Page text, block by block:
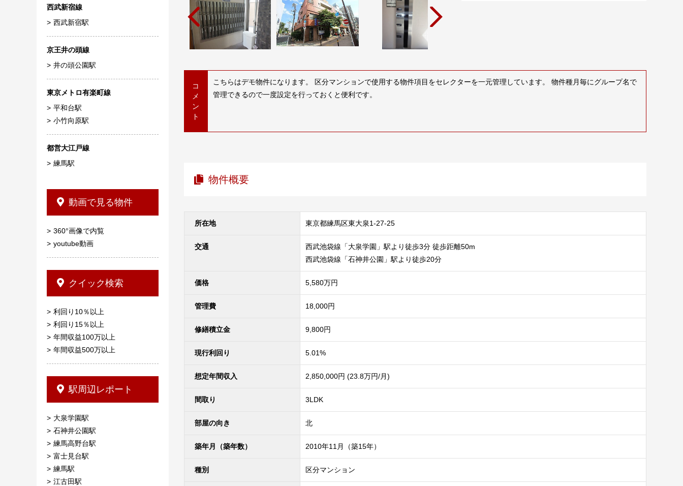
西武新宿線
西武新宿駅
京王井の頭線
井の頭公園駅
東京メトロ有楽町線
平和台駅
小竹向原駅
都営大江戸線
練馬駅
動画で見る物件
360°画像で内覧
youtube動画
クイック検索
利回り10％以上
利回り15％以上
年間収益100万以上
年間収益500万以上
駅周辺レポート
大泉学園駅
石神井公園駅
練馬高野台駅
富士見台駅
練馬駅
江古田駅
コ
メ
ン
ト
こちらはデモ物件になります。 区分マンションで使用する物件項目をセレクターを一元管理しています。 物件種月毎にグループ名で
管理できるので一度設定を行っておくと便利です。
物件概要
所在地 東京都練馬区東大泉1-27-25
交通
西武池袋線「大泉学園」駅より徒歩3分 徒歩距離50m
西武池袋線「石神井公園」駅より徒歩20分
価格 5,580万円
管理費 18,000円
修繕積立金 9,800円
現行利回り 5.01%
想定年間収入 2,850,000円 (23.8万円/月)
間取り 3LDK
部屋の向き 北
築年月（築年数） 2010年11月（築15年）
種別 区分マンション